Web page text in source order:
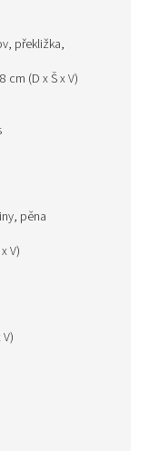
překližka,
cm (D x Š x V)
pěna
V)